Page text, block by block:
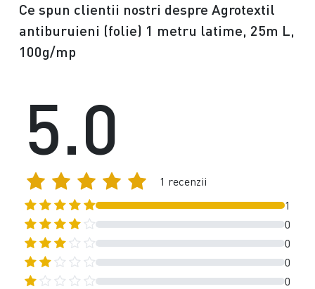
Ce spun clientii nostri despre Agrotextil
antiburuieni (folie) 1 metru latime, 25m L,
100g/mp
1
0
0
0
0
5.0
1 recenzii